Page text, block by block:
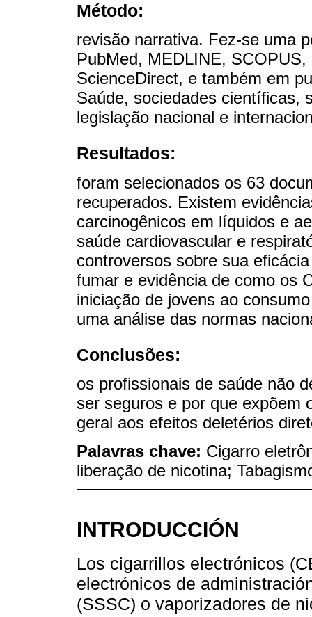
Método:
revisão narrativa. Fez-se uma
PubMed, MEDLINE,
ScienceDirect, e também em
Saúde, sociedades científicas,
legislação nacional e
Resultados:
foram selecionados os 63
recuperados. Existem
carcinogênicos em líquidos e
saúde cardiovascular e
controversos sobre sua
fumar e evidência de como os
iniciação de jovens ao
uma análise das normas
Conclusões:
os profissionais de saúde não
ser seguros e por que expõem
geral aos efeitos deletérios
Palavras chave: Cigarro
liberação de nicotina;
INTRODUCCIÓN
Los cigarrillos electrónicos
electrónicos de
(SSSC) o vaporizadores de